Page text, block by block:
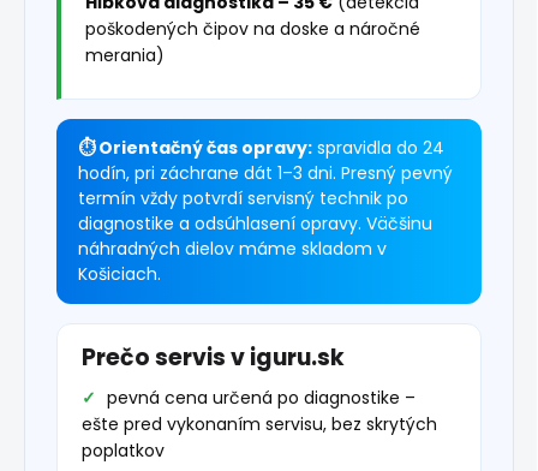
poškodených čipov na doske a náročné
merania)
⏱ Orientačný čas opravy: spravidla do 24
hodín, pri záchrane dát 1–3 dni. Presný pevný
termín vždy potvrdí servisný technik po
diagnostike a odsúhlasení opravy. Väčšinu
náhradných dielov máme skladom v
Košiciach.
Prečo servis v iguru.sk
pevná cena určená po diagnostike –
ešte pred vykonaním servisu, bez skrytých
poplatkov